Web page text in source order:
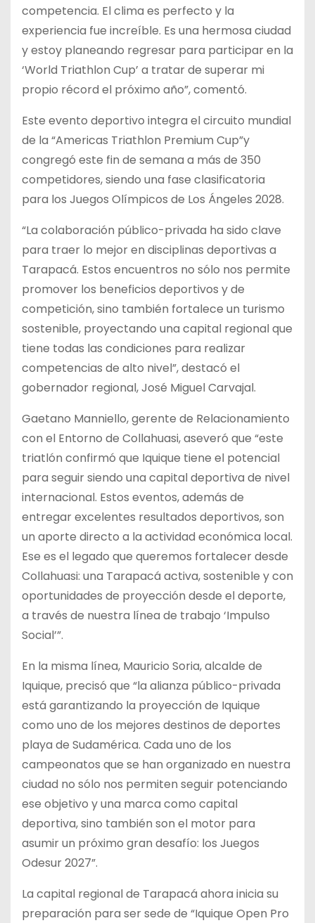
competencia. El clima es perfecto y la
experiencia fue increíble. Es una hermosa ciudad
y estoy planeando regresar para participar en la
‘World Triathlon Cup’ a tratar de superar mi
propio récord el próximo año”, comentó.
Este evento deportivo integra el circuito mundial
de la “Americas Triathlon Premium Cup”y
congregó este fin de semana a más de 350
competidores, siendo una fase clasificatoria
para los Juegos Olímpicos de Los Ángeles 2028.
“La colaboración público-privada ha sido clave
para traer lo mejor en disciplinas deportivas a
Tarapacá. Estos encuentros no sólo nos permite
promover los beneficios deportivos y de
competición, sino también fortalece un turismo
sostenible, proyectando una capital regional que
tiene todas las condiciones para realizar
competencias de alto nivel”, destacó el
gobernador regional, José Miguel Carvajal.
Gaetano Manniello, gerente de Relacionamiento
con el Entorno de Collahuasi, aseveró que “este
triatlón confirmó que Iquique tiene el potencial
para seguir siendo una capital deportiva de nivel
internacional. Estos eventos, además de
entregar excelentes resultados deportivos, son
un aporte directo a la actividad económica local.
Ese es el legado que queremos fortalecer desde
Collahuasi: una Tarapacá activa, sostenible y con
oportunidades de proyección desde el deporte,
a través de nuestra línea de trabajo ‘Impulso
Social’”.
En la misma línea, Mauricio Soria, alcalde de
Iquique, precisó que “la alianza público-privada
está garantizando la proyección de Iquique
como uno de los mejores destinos de deportes
playa de Sudamérica. Cada uno de los
campeonatos que se han organizado en nuestra
ciudad no sólo nos permiten seguir potenciando
ese objetivo y una marca como capital
deportiva, sino también son el motor para
asumir un próximo gran desafío: los Juegos
Odesur 2027”.
La capital regional de Tarapacá ahora inicia su
preparación para ser sede de “Iquique Open Pro